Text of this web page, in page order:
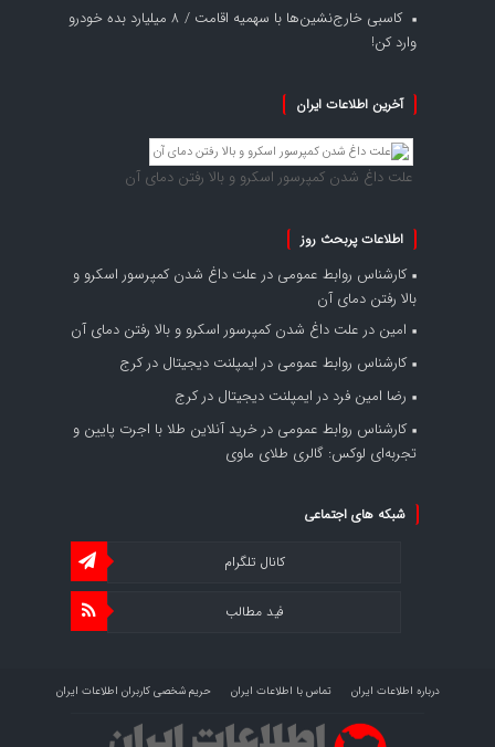
کاسبی خارج‌نشین‌ها با سهمیه اقامت / ۸ میلیارد بده خودرو
وارد کن!
آخرین اطلاعات ایران
علت داغ شدن کمپرسور اسکرو و بالا رفتن دمای آن
اطلاعات پربحث روز
کارشناس روابط عمومی در علت داغ شدن کمپرسور اسکرو و
بالا رفتن دمای آن
امین در علت داغ شدن کمپرسور اسکرو و بالا رفتن دمای آن
کارشناس روابط عمومی در ایمپلنت دیجیتال در کرج
رضا امین فرد در ایمپلنت دیجیتال در کرج
کارشناس روابط عمومی در خرید آنلاین طلا با اجرت پایین و
تجربه‌ای لوکس: گالری طلای ماوی
شبکه های اجتماعی
کانال تلگرام
فید مطالب
درباره اطلاعات ایران تماس با اطلاعات ایران حریم شخصی کاربران اطلاعات ایران
شرایط بازنشر محتوا در اطلاعات ایران تبلیغات در اطلاعات ایران تحلیل اطلاعات سرمایه